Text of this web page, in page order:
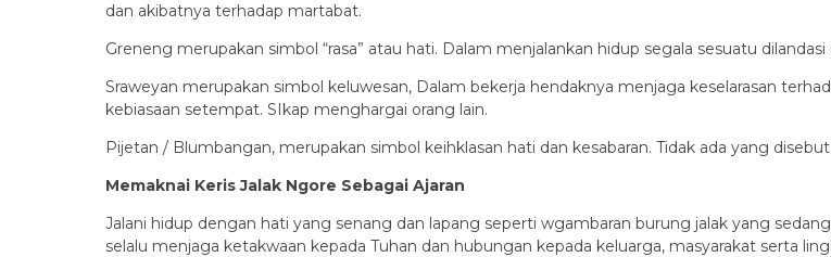
dan akibatnya terhadap martabat.
Greneng merupakan simbol “rasa” atau hati. Dalam menjalankan hidup segala sesuatu
Sraweyan merupakan simbol keluwesan, Dalam bekerja hendaknya menjaga keselarasan
kebiasaan setempat. SIkap menghargai orang lain.
Pijetan / Blumbangan, merupakan simbol keihklasan hati dan kesabaran. Tidak ada yang
Memaknai Keris Jalak Ngore Sebagai Ajaran
Jalani hidup dengan hati yang senang dan lapang seperti wgambaran burung jalak yang
selalu menjaga ketakwaan kepada Tuhan dan hubungan kepada keluarga, masyarakat serta